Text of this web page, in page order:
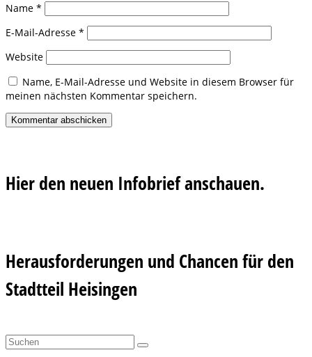
Name *
E-Mail-Adresse *
Website
Name, E-Mail-Adresse und Website in diesem Browser für
meinen nächsten Kommentar speichern.
Hier den neuen Infobrief anschauen.
Herausforderungen und Chancen für den
Stadtteil Heisingen
Suchen